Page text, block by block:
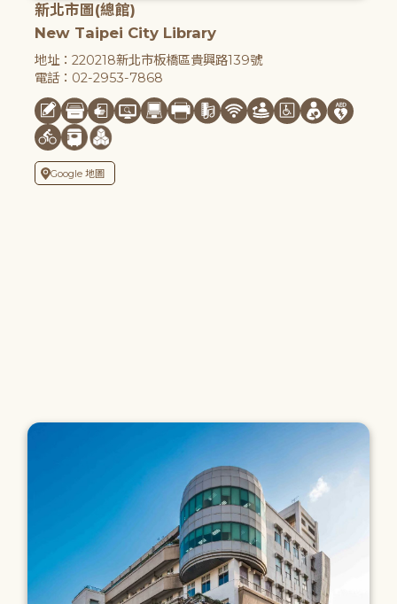
新北市圖(總館)
New Taipei City Library
地址：220218新北市板橋區貴興路139號
電話：02-2953-7868
Google 地圖